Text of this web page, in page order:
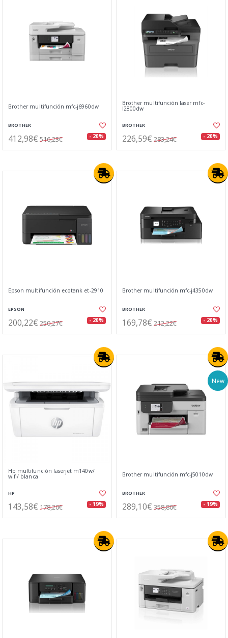
Brother multifunción mfc-j6960dw
BROTHER
412,98€ 516,23€ - 20%
Brother multifunción laser mfc-
l2800dw
BROTHER
226,59€ 283,24€ - 20%
Epson multifunción ecotank et-2910
EPSON
200,22€ 250,27€ - 20%
Brother multifunción mfc-j4350dw
BROTHER
169,78€ 212,22€ - 20%
Hp multifunción laserjet m140w/
wifi/ blanca
HP
143,58€ 178,20€ - 19%
New
Brother multifunción mfc-j5010dw
BROTHER
289,10€ 358,80€ - 19%